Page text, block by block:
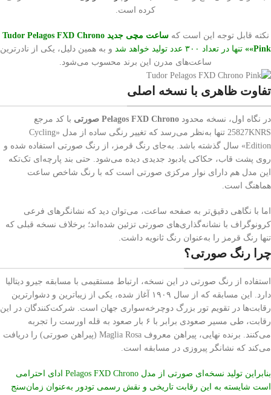
کرده است.
نکته قابل توجه این است کهساعت مچی جدید Tudor Pelagos FXD Chrono
«Pink
» تنها در تعداد ۳۰۰ عدد تولید خواهد شد
و به همین دلیل، یکی از نادرترین
ساعت‌های مدرن این برند محسوب می‌شود.
تفاوت ظاهری با نسخه اصلی
در نگاه اول، نسخه محدود Pelagos FXD Chrono صورتی با کد مرجع
25827KNRS تنها به‌نظر می‌رسد که تغییر رنگی ساده از مدل «Cycling
Edition» سال گذشته باشد. به‌جای رنگ قرمز، از رنگ صورتی استفاده شده و
روی پشت قاب، حکاکی یادبود جدیدی دیده می‌شود. حتی بند پارچه‌ای تک‌تکه
این مدل هم دارای نوار مرکزی صورتی است که با رنگ شاخص ساعت
هماهنگ است.
اما با نگاهی دقیق‌تر به صفحه ساعت، می‌توان دید که نشانگرهای فرعی
کرونوگراف با نشانه‌گذاری‌های صورتی تزئین شده‌اند؛ برخلاف نسخه قبلی که
تنها رنگ قرمز را به‌عنوان رنگ ثانویه داشت.
چرا رنگ صورتی؟
استفاده از رنگ صورتی در این نسخه، ارتباط مستقیمی با مسابقه جیرو دیتالیا
دارد. این مسابقه که از سال ۱۹۰۹ آغاز شده، یکی از زیباترین و دشوارترین
رقابت‌ها در تقویم تور بزرگ دوچرخه‌سواری جهان است. شرکت‌کنندگان در این
رقابت، طی مسیر صعودی برابر با ۶ بار صعود به قله اورست را تجربه
می‌کنند. برنده نهایی، پیراهن معروف Maglia Rosa (پیراهن صورتی) را دریافت
می‌کند که نشانگر پیروزی در مسابقه است.
بنابراین تولید نسخه‌ای صورتی از مدل Pelagos FXD Chrono ادای احترامی
است شایسته به این رقابت تاریخی و نقش رسمی تودور به‌عنوان زمان‌سنج